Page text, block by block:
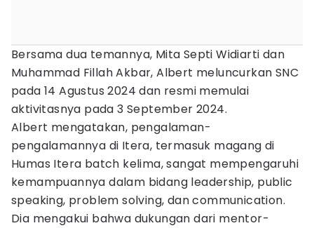
Bersama dua temannya, Mita Septi Widiarti dan
Muhammad Fillah Akbar, Albert meluncurkan SNC
pada 14 Agustus 2024 dan resmi memulai
aktivitasnya pada 3 September 2024.
Albert mengatakan, pengalaman-
pengalamannya di Itera, termasuk magang di
Humas Itera batch kelima, sangat mempengaruhi
kemampuannya dalam bidang leadership, public
speaking, problem solving, dan communication.
Dia mengakui bahwa dukungan dari mentor-